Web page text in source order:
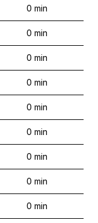
0 min
0 min
0 min
0 min
0 min
0 min
0 min
0 min
0 min